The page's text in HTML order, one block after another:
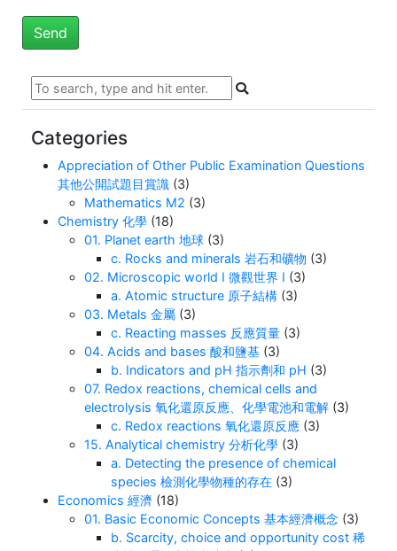
Categories
Appreciation of Other Public Examination Questions
其他公開試題目賞識 (3)
Mathematics M2 (3)
Chemistry 化學 (18)
01. Planet earth 地球 (3)
c. Rocks and minerals 岩石和礦物 (3)
02. Microscopic world I 微觀世界 I (3)
a. Atomic structure 原子結構 (3)
03. Metals 金屬 (3)
c. Reacting masses 反應質量 (3)
04. Acids and bases 酸和鹽基 (3)
b. Indicators and pH 指示劑和 pH (3)
07. Redox reactions, chemical cells and
electrolysis 氧化還原反應、化學電池和電解 (3)
c. Redox reactions 氧化還原反應 (3)
15. Analytical chemistry 分析化學 (3)
a. Detecting the presence of chemical
species 檢測化學物種的存在 (3)
Economics 經濟 (18)
01. Basic Economic Concepts 基本經濟概念 (3)
b. Scarcity, choice and opportunity cost 稀